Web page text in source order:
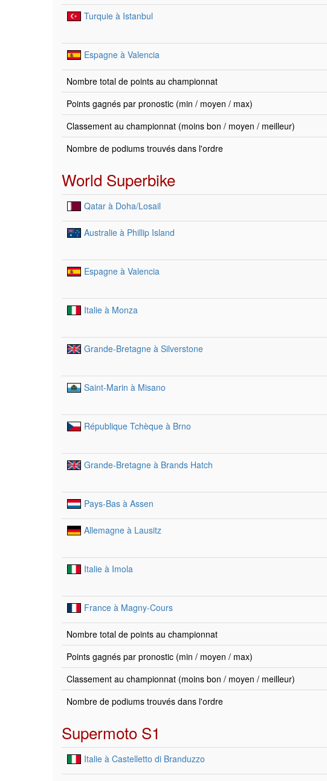
Turquie à Istanbul
Espagne à Valencia
Nombre total de points au championnat
Points gagnés par pronostic (min / moyen / max)
Classement au championnat (moins bon / moyen / meilleur)
Nombre de podiums trouvés dans l'ordre
World Superbike
Qatar à Doha/Losail
Australie à Phillip Island
Espagne à Valencia
Italie à Monza
Grande-Bretagne à Silverstone
Saint-Marin à Misano
République Tchèque à Brno
Grande-Bretagne à Brands Hatch
Pays-Bas à Assen
Allemagne à Lausitz
Italie à Imola
France à Magny-Cours
Nombre total de points au championnat
Points gagnés par pronostic (min / moyen / max)
Classement au championnat (moins bon / moyen / meilleur)
Nombre de podiums trouvés dans l'ordre
Supermoto S1
Italie à Castelletto di Branduzzo